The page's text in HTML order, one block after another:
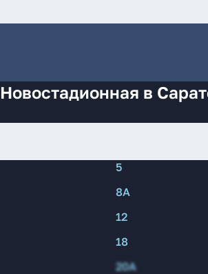
в
5
8А
12
18
20А